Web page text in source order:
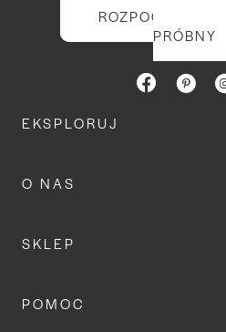
ROZPOCZNIJ
PRÓBNY
EKSPLORUJ
O NAS
SKLEP
POMOC